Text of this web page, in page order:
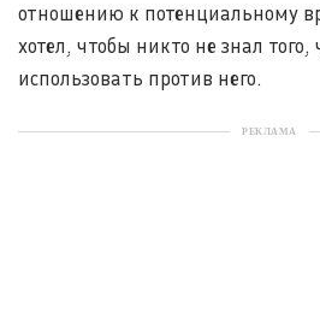
отношению к потенциальному
хотел, чтобы никто не знал
использовать против него.
РЕКЛАМА